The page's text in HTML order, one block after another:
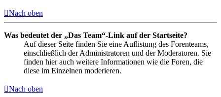
Nach oben
Was bedeutet der „Das Team“-Link auf der Startseite?
Auf dieser Seite finden Sie eine Auflistung des Forenteams,
einschließlich der Administratoren und der Moderatoren. Sie
finden hier auch weitere Informationen wie die Foren, die
diese im Einzelnen moderieren.
Nach oben